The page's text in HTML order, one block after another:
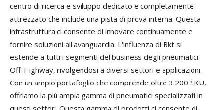
centro di ricerca e sviluppo dedicato e completamente
attrezzato che include una pista di prova interna. Questa
infrastruttura ci consente di innovare continuamente e
fornire soluzioni all'avanguardia. L'influenza di Bkt si
estende a tutti i segmenti del business degli pneumatici
Off-Highway, rivolgendosi a diversi settori e applicazioni.
Con un ampio portafoglio che comprende oltre 3.200 SKU,
offriamo la più ampia gamma di pneumatici specializzati in